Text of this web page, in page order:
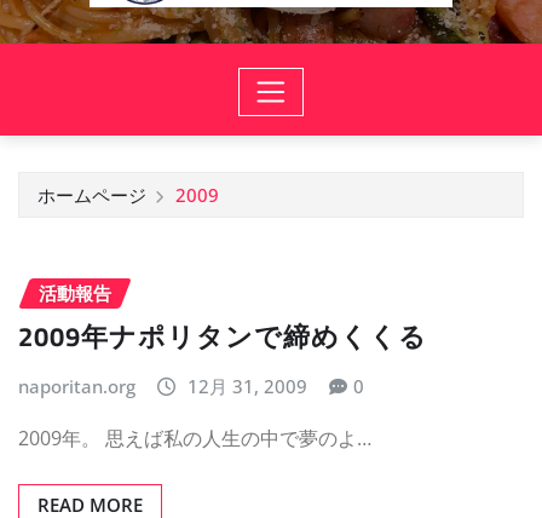
プ
ホームページ 2009
活動報告
2009年ナポリタンで締めくくる
naporitan.org 12月 31, 2009 0
2009年。 思えば私の人生の中で夢のよ…
READ MORE